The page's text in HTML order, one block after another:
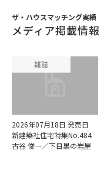
ザ・ハウスマッチング実績
メディア掲載情報
雑誌
2026年07月18日 発売日
新建築社住宅特集No.484
古谷 俊一／下目黒の岩屋